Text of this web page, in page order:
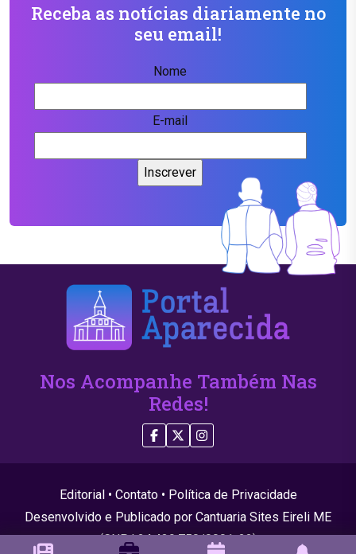
Receba as notícias diariamente no
seu email!
Nome
E-mail
Nos Acompanhe Também Nas
Redes!
Editorial • Contato• Política de Privacidade
Desenvolvido e Publicado por Cantuaria Sites Eireli ME
(CNPJ 24.439.750/0001-22)